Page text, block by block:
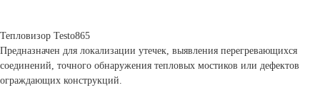
Тепловизор Testo865
Предназначен для локализации утечек, выявления перегревающихся
соединений, точного обнаружения тепловых мостиков или дефектов
ограждающих конструкций.